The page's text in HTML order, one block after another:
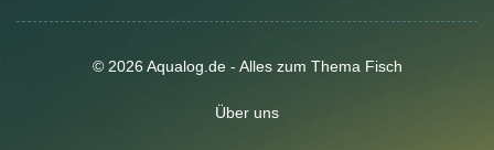
© 2026 Aqualog.de - Alles zum Thema Fisch
Über uns